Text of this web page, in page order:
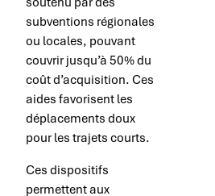
subventions régionales
ou locales, pouvant
couvrir jusqu’à 50% du
coût d’acquisition. Ces
aides favorisent les
déplacements doux
pour les trajets courts.
Ces dispositifs
permettent aux